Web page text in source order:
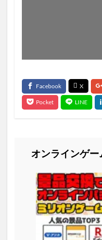
オンラインゲー